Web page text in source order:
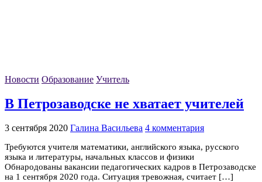
Новости Образование Учитель
В Петрозаводске не хватает учителей
3 сентября 2020 Галина Васильева 4 комментария
Требуются учителя математики, английского языка, русского
языка и литературы, начальных классов и физики
Обнародованы вакансии педагогических кадров в Петрозаводске
на 1 сентября 2020 года. Ситуация тревожная, считает […]